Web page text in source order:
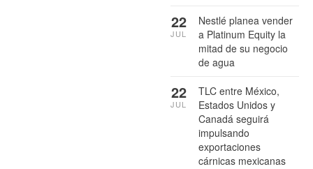
Nestlé planea vender
a Platinum Equity la
mitad de su negocio
de agua
22
JUL
TLC entre México,
Estados Unidos y
Canadá seguirá
impulsando
exportaciones
cárnicas mexicanas
22
JUL